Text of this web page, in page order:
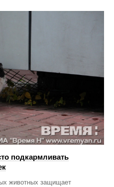
подкармливать
животных защищает